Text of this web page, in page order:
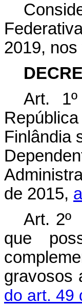
2019,
Art.
Finlândia
de 2015,
Art. 2º
que
gravosos
do art. 49